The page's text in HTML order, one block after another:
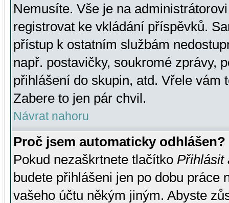
Nemusíte. Vše je na
registrovat ke vkládání příspěvků.
přístup k ostatním službám
např. postavičky, soukromé zprávy,
přihlášení do skupin, atd. Vřele vám
Zabere to jen pár chvil.
Návrat nahoru
Proč jsem automaticky odhlášen?
Pokud nezaškrtnete tlačítko Přihlásit
budete přihlášeni jen po dobu práce
vašeho účtu někým jiným. Abyste